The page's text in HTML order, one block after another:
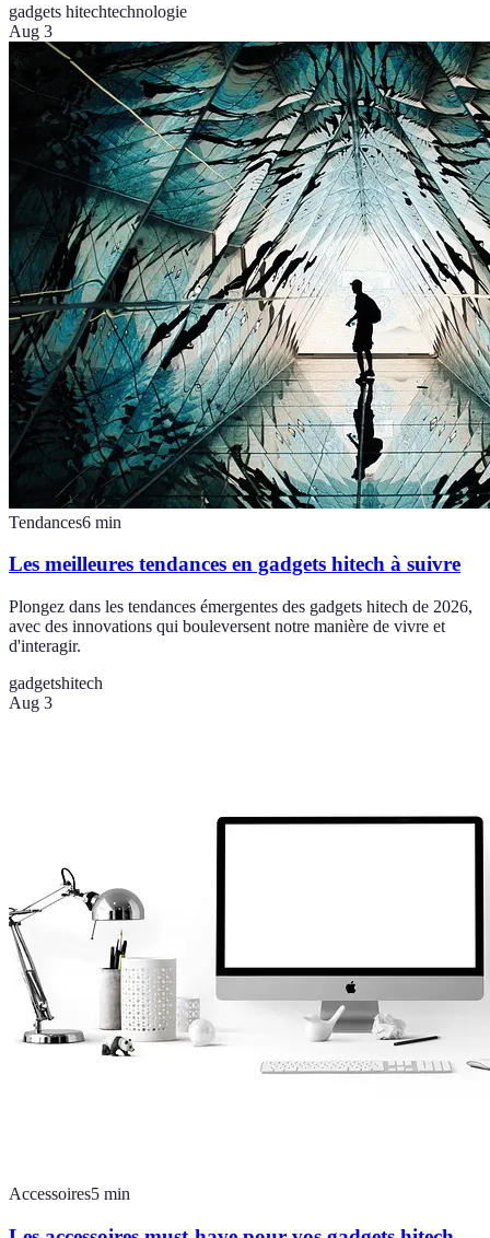
gadgets hitechtechnologie
Aug 3
Tendances6 min
Les meilleures tendances en gadgets hitech à suivre
Plongez dans les tendances émergentes des gadgets hitech de 2026,
avec des innovations qui bouleversent notre manière de vivre et
d'interagir.
gadgetshitech
Aug 3
Accessoires5 min